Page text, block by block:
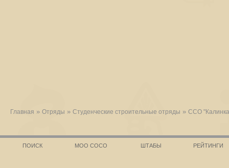
Главная » Отряды » Студенческие строительные отряды » ССО
ПОИСК МОО СОСО ШТАБЫ РЕЙТИНГИ